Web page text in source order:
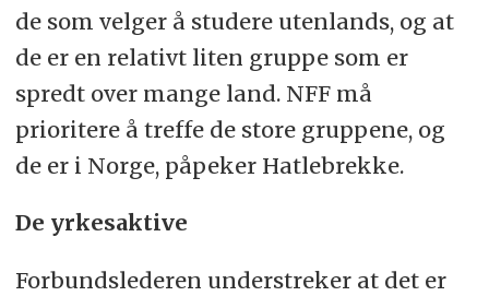
de som velger å studere utenlands, og at
de er en relativt liten gruppe som er
spredt over mange land. NFF må
prioritere å treffe de store gruppene, og
de er i Norge, påpeker Hatlebrekke.
De yrkesaktive
Forbundslederen understreker at det er